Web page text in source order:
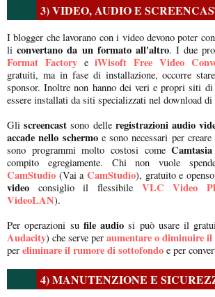
3) VIDEO, AUDIO E
I blogger che lavorano con i video devono poter
liconvertano da un formato all'altro. I due
Format FactoryeiWisoft Free Video
gratuiti, ma in fase di installazione, occorre
sponsor. Inoltre non hanno dei veri e propri siti di
essere installati da siti specializzati nel download
Gli screencast sono delle registrazioni audio
accade nello schermoe sono necessari per
sono programmi molto costosi comeCamtasia
compito egregiamente. Chi non vuole
CamStudio (Vai a CamStudio), gratuito e
video consiglio il flessibile VLC Video
VideoLAN).
Per operazioni su file audio si può usare il
Audacity) che serve per aumentare o diminuire il
per eliminare il rumore di sottofondo e per
4) MANUTENZIONE E